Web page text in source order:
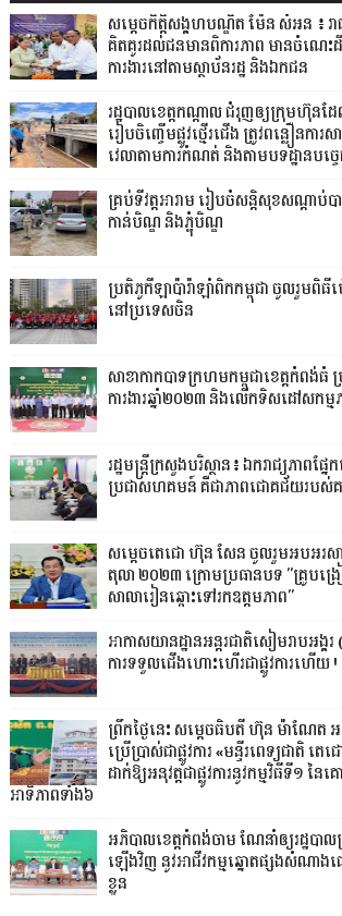
សម្តេចកិត្តិសង្គហបណ្ឌិត ម៉ែន សំអន ៖ រា
គិតគូរដល់ជនមានពិការភាព មានចំណេះ
ការងារនៅតាមស្ថាប័នរដ្ឋ និងឯកជន
រដ្ឋបាលខេត្តកណ្ដាល ជំរុញឲ្យក្រុមហ៊ុន
រៀបចិញ្ចើមផ្លូវថ្មើរជើង ត្រូវពន្លឿនកា
វេលាតាមការកំណត់ និងតាមបទដ្ឋានបច្ច
គ្រប់ទីវត្តអារាម រៀបចំសន្តិសុខសណ្តាប់
កាន់បិណ្ឌ និងភ្ជុំបិណ្ឌ
ប្រតិភូកីឡាប៉ារ៉ាឡាំពិកកម្ពុជា ចូលរួមពិធី
នៅប្រទេសចិន
សាខាកាកបាទក្រហមកម្ពុជាខេត្តកំពង់
ការងារឆ្នាំ២០២៣ និងលើកទិសដៅសកម្ម
រដ្ឋមន្រ្តីក្រសួងបរិស្ថាន៖ ឯករាជ្យភាពផ្នែ
ប្រជាសហគមន៍ គឺជាភាពជោគជ័យរបស់
សម្តេចតេជោ ហ៊ុន សែន ចូលរួមអបអរស
តុលា ២០២៣ ក្រោមប្រធានបទ "គ្រូបង្រៀ
សាលារៀនឆ្ពោះទៅរកឧត្តមភាព"
អាកាសយានដ្ឋានអន្តរជាតិសៀមរាបអង្គ
ការទទួលជើងហោះហើរជាផ្លូវការហើយ !
ព្រឹកថ្ងៃនេះ សម្តេចធិបតី ហ៊ុន ម៉ាណែត
ប្រើប្រាស់ជាផ្លូវការ «មន្ទីរពេទ្យជាតិ ត
ដាក់ឱ្យ​អនុវត្តជាផ្លូវការនូវកម្មវិធីទី១
អាទិភាពទាំង៦
អភិបាលខេត្តកំពង់ចាម ណែនាំឲ្យរដ្ឋបា
ឡើងវិញ នូវអាជីវកម្មឆ្នោតផ្សងសំណាងផ្
ខ្លួន